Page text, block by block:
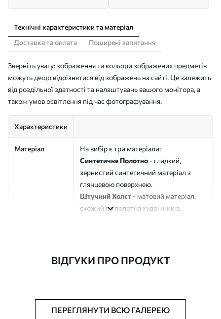
Технічні характеристики та матеріал
Доставка та оплата
Поширені запитання
Зверніть увагу: зображення та кольори зображених предметів
можуть дещо відрізнятися від зображень на сайті. Це залежить
від роздільної здатності та налаштувань вашого монітора, а
також умов освітлення під час фотографування.
Характеристики
Матеріал
На вибір є три матеріали:
Синтетичне Полотно - гладкий,
зернистий синтетичний матеріал з
глянцевою поверхнею.
Штучний Холст - матовий матеріал,
схожий на полотна художників.
Додатково Можна додати лакове покриття.
ВІДГУКИ ПРО ПРОДУКТ
ПЕРЕГЛЯНУТИ ВСЮ ГАЛЕРЕЮ